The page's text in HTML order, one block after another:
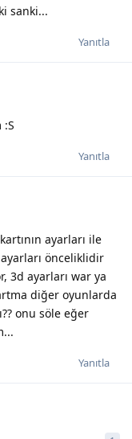
sanki...
Yanıtla
:S
Yanıtla
ayarları ile
önceliklidir
3d ayarları war ya
diğer oyunlarda
onu söle eğer
Yanıtla